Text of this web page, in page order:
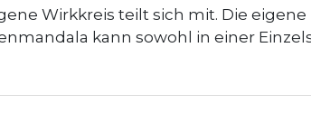
Wirkkreis teilt sich mit. Die
kann sowohl in einer